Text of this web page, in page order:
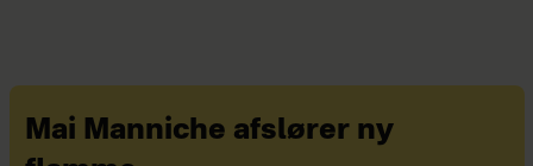
Mai Manniche afslører ny